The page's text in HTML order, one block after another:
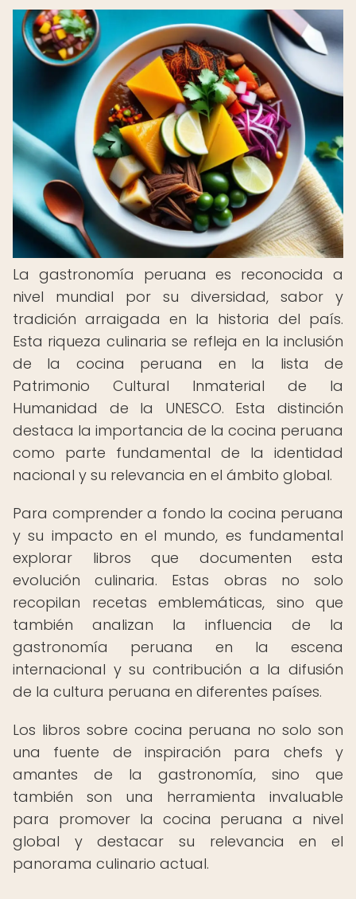
La gastronomía peruana es reconocida a
nivel mundial por su diversidad, sabor y
tradición arraigada en la historia del país.
Esta riqueza culinaria se refleja en la inclusión
de la cocina peruana en la lista de
Patrimonio Cultural Inmaterial de la
Humanidad de la UNESCO. Esta distinción
destaca la importancia de la cocina peruana
como parte fundamental de la identidad
nacional y su relevancia en el ámbito global.
Para comprender a fondo la cocina peruana
y su impacto en el mundo, es fundamental
explorar libros que documenten esta
evolución culinaria. Estas obras no solo
recopilan recetas emblemáticas, sino que
también analizan la influencia de la
gastronomía peruana en la escena
internacional y su contribución a la difusión
de la cultura peruana en diferentes países.
Los libros sobre cocina peruana no solo son
una fuente de inspiración para chefs y
amantes de la gastronomía, sino que
también son una herramienta invaluable
para promover la cocina peruana a nivel
global y destacar su relevancia en el
panorama culinario actual.